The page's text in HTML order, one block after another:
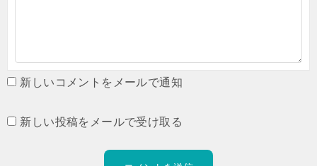
新しいコメントをメールで通知
新しい投稿をメールで受け取る